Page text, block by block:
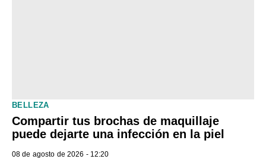
BELLEZA
Compartir tus brochas de maquillaje
puede dejarte una infección en la piel
08 de agosto de 2026 - 12:20